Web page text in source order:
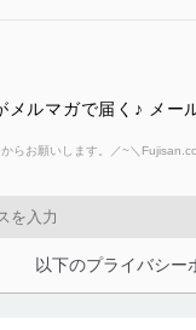
ルマガで届く♪ メー
お願いします。／~＼
以下のプライバシー